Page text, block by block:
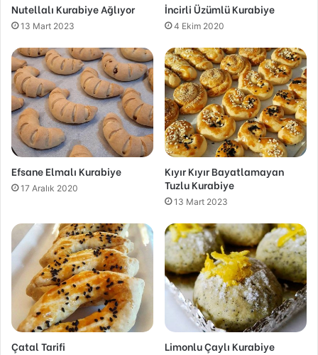
Nutellalı Kurabiye Ağlıyor
13 Mart 2023
İncirli Üzümlü Kurabiye
4 Ekim 2020
Efsane Elmalı Kurabiye
17 Aralık 2020
Kıyır Kıyır Bayatlamayan
Tuzlu Kurabiye
13 Mart 2023
Çatal Tarifi Limonlu Çaylı Kurabiye